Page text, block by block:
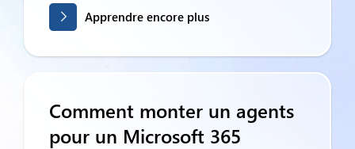
Apprendre encore plus
Comment monter un agents
pour un Microsoft 365